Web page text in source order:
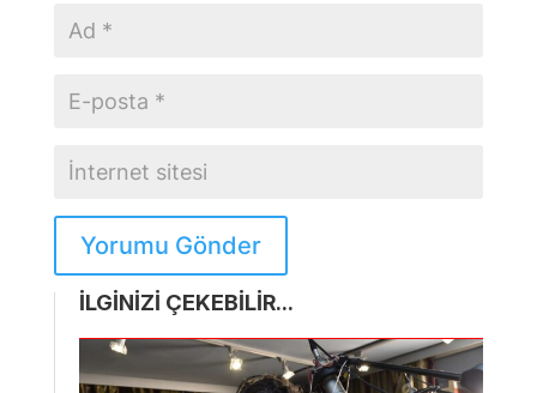
Yorumu Gönder
İLGİNİZİ ÇEKEBİLİR...